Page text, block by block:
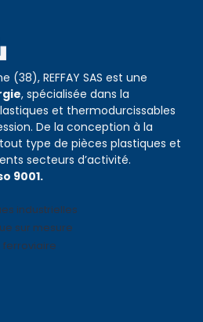
(38), REFFAY SAS est une
, spécialisée dans la
et thermodurcissables
De la conception à la
type de pièces plastiques et
secteurs d’activité.
9001.
industrielles
sur mesure
ferroviaire